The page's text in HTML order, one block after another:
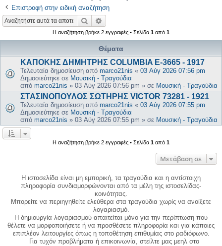
Επιστροφή στην ειδική αναζήτηση
Αναζήτηση
Η αναζήτηση βρήκε 2 εγγραφές • Σελίδα 1 από 1
Θέματα
ΚΑΠΟΚΗΣ ΔΗΜΗΤΡΗΣ COLUMBIA E-3665 - 1917
Τελευταία δημοσίευση από marco21nis « 03 Αύγ 2026 07:56 pm
Δημοσιεύτηκε σε Μουσική - Τραγούδια
από marco21nis » 03 Αύγ 2026 07:56 pm » σε Μουσική - Τραγούδια
ΣΤΑΣΙΝΟΠΟΥΛΟΣ ΣΩΤΗΡΗΣ VICTOR 73281 - 1921
Τελευταία δημοσίευση από marco21nis « 03 Αύγ 2026 07:55 pm
Δημοσιεύτηκε σε Μουσική - Τραγούδια
από marco21nis » 03 Αύγ 2026 07:55 pm » σε Μουσική - Τραγούδια
Η αναζήτηση βρήκε 2 εγγραφές • Σελίδα 1 από 1
Μετάβαση σε
Η ιστοσελίδα είναι μη εμπορική, τα τραγούδια και η αντίστοιχη
πληροφορία συνδιαμορφώνονται από τα μέλη της ιστοσελίδας-
κοινότητας.
Μπορείτε να περιηγηθείτε ελεύθερα στα τραγούδια χωρίς να ανοίξετε
λογαριασμό.
Η δημιουργία λογαριασμού απαιτείται μόνο για την περίπτωση που
θέλετε να μορφοποιήσετε ή να προσθέσετε πληροφορία και για κάποιες
επιπλέον λειτουργίες όπως η τοποθέτηση επιθυμίας στο ραδιόφωνο.
Για τυχόν προβλήματα ή επικοινωνία, στείλτε μας μεηλ στο